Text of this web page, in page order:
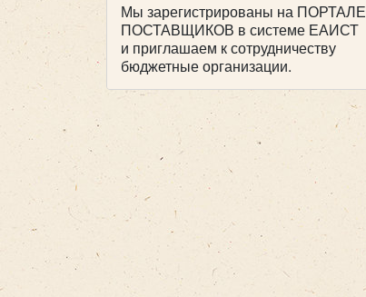
Мы зарегистрированы на ПОРТАЛЕ
ПОСТАВЩИКОВ в системе ЕАИСТ
и приглашаем к сотрудничеству
бюджетные организации.